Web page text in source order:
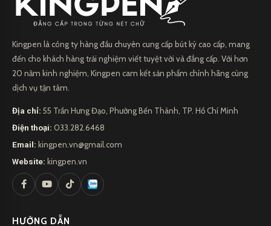
Kingpen là công ty hàng đầu chuyên cung cấp bút ký cao cấp, mang
đến cho khách hàng trải nghiệm viết tuyệt vời và đẳng cấp. Với hơn
20 năm kinh nghiệm, Kingpen cam kết sản phẩm chính hãng cùng
dịch vụ tận tâm.
Địa chỉ: 55 Trần Hưng Đạo, Phường Bến Thành, TP. Hồ Chí Minh
Điện thoại: 033.282.6468
Email: kingpen.vn@gmail.com
Website: kingpen.vn
HƯỚNG DẪN